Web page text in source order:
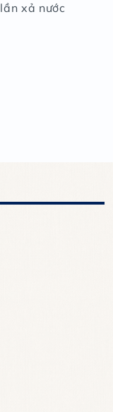
xả nước